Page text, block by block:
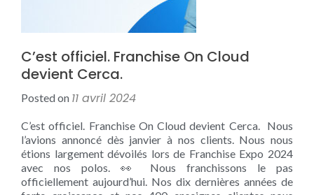
C’est officiel. Franchise On Cloud
devient Cerca.
Posted on 11 avril 2024
C’est officiel. Franchise On Cloud devient Cerca. Nous
l’avions annoncé dès janvier à nos clients. Nous nous
étions largement dévoilés lors de Franchise Expo 2024
avec nos polos. 👀 Nous franchissons le pas
officiellement aujourd’hui. Nos dix dernières années de